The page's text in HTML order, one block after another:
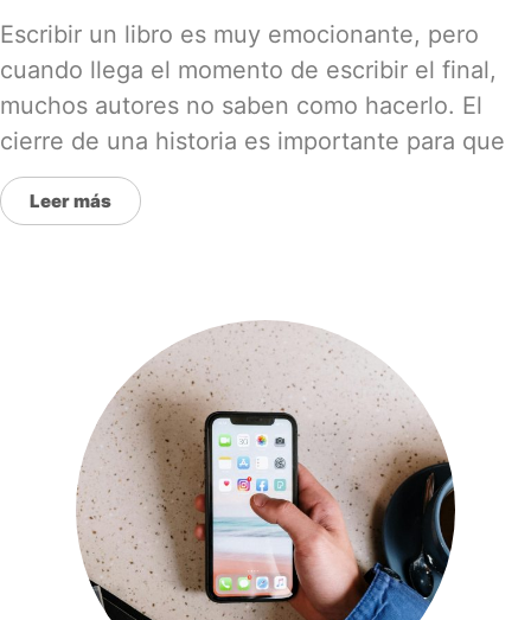
Escribir un libro es muy emocionante, pero
cuando llega el momento de escribir el final,
muchos autores no saben como hacerlo. El
cierre de una historia es importante para que
Leer más